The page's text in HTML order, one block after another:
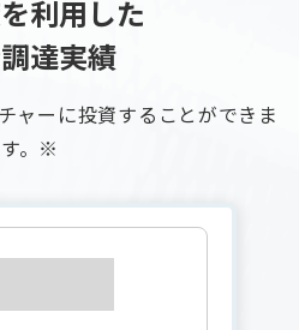
利用した
達実績
ャーに投資することができま
す。※